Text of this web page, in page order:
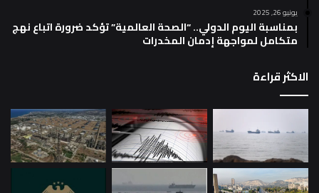
يونيو 26, 2025
بمناسبة اليوم الدولي.. “الصحة العالمية” تؤكد ضرورة اتباع نهج
متكامل لمواجهة إدمان المخدرات
الاكثر قراءة